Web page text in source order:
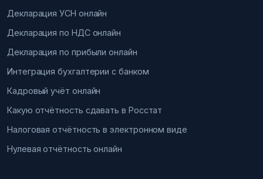
Декларация УСН онлайн
Декларация по НДС онлайн
Декларация по прибыли онлайн
Интеграция бухгалтерии с банком
Кадровый учёт онлайн
Какую отчётность сдавать в Росстат
Налоговая отчётность в электронном виде
Нулевая отчётность онлайн